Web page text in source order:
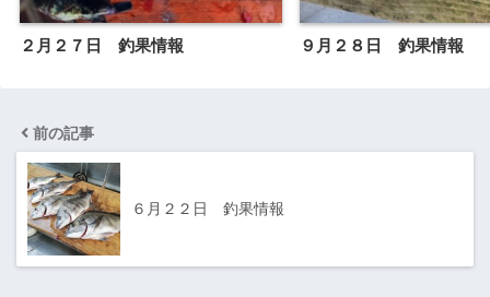
２月２７日 釣果情報 ９月２８日 釣果情報
前の記事
６月２２日 釣果情報